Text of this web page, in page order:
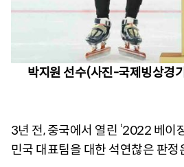
박지원 선수(사진-국제빙상경
3년 전, 중국에서 열린 ‘2022 베이
민국 대표팀을 대한 석연찮은 판정